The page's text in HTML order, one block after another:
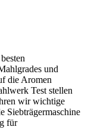
und
die Aromen
Test stellen
wir wichtige
Siebträgermaschine
für